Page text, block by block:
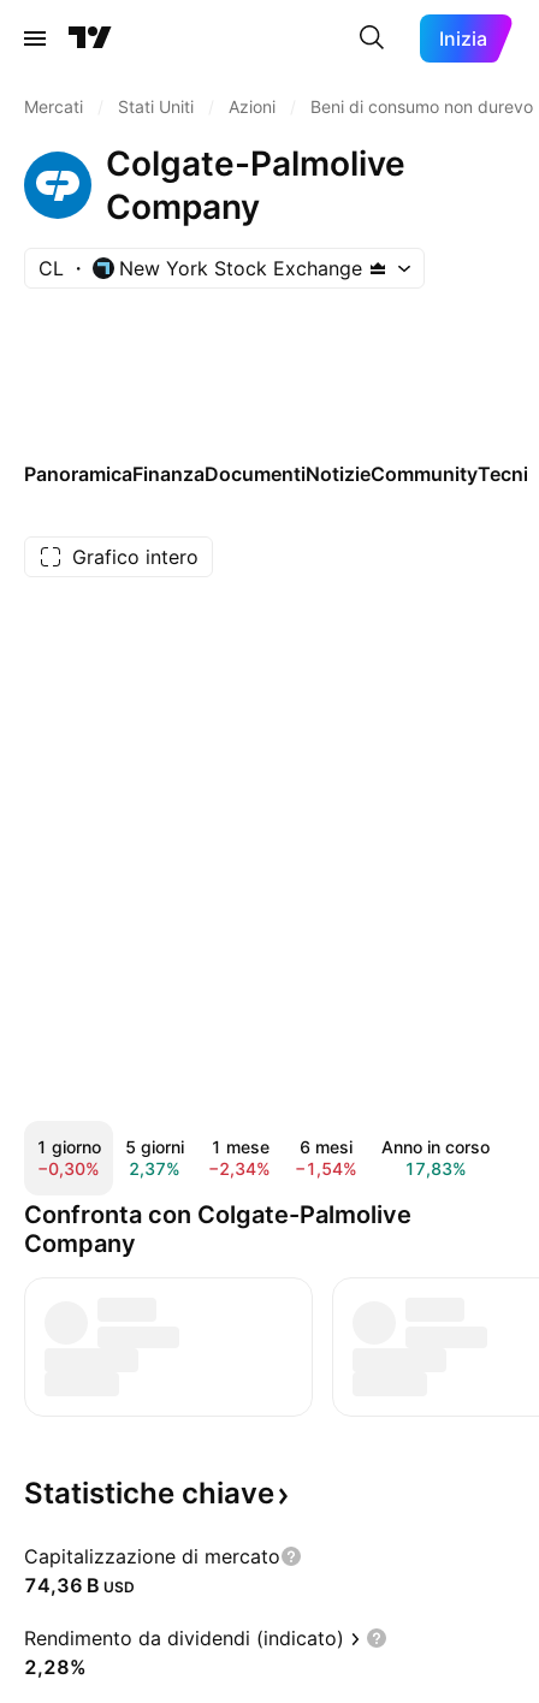
Inizia
Mercati Stati Uniti Azioni Beni di consumo non durevoli
Colgate-Palmolive
Company
CL New York Stock Exchange
PanoramicaFinanzaDocumentiNotizieCommunity
Grafico intero
1 giorno
−0,30%
5 giorni
2,37%
1 mese
−2,34%
6 mesi
−1,54%
Anno in corso
17,83%
Confronta con Colgate-Palmolive
Company
Statistiche chiave
Capitalizzazione di mercato
‪74,36 B‬ USD
Rendimento da dividendi (indicato)
2,28%